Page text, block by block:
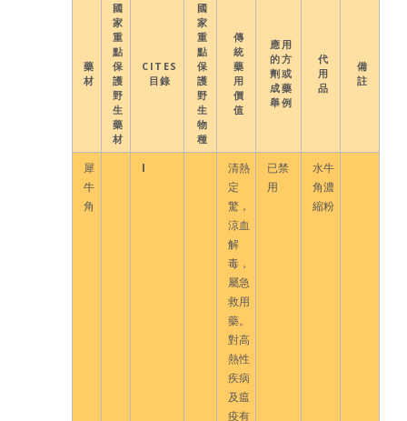
藥
材
國
家
重
點
保
護
野
生
藥
材
CITES
目錄
國
家
重
點
保
護
野
生
物
種
傳
統
藥
用
價
值
應用
的方
劑或
成藥
舉例
代
用
品
備
註
犀
牛
角
I
清熱
定
驚，
涼血
解
毒，
屬急
救用
藥。
對高
熱性
疾病
及瘟
疫有
已禁
用
水牛
角濃
縮粉